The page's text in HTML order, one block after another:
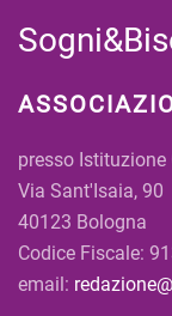
presso
Via Sant'Isaia, 90
40123 Bologna
Codice Fiscale:
email: